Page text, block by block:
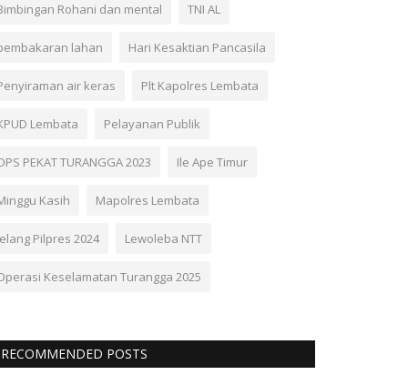
Rohani dan mental TNI AL
lahan Hari Kesaktian Pancasila
air keras Plt Kapolres Lembata
Lembata Pelayanan Publik
PEKAT TURANGGA 2023 Ile Ape Timur
Kasih Mapolres Lembata
Pilpres 2024 Lewoleba NTT
Keselamatan Turangga 2025
RECOMMENDED POSTS